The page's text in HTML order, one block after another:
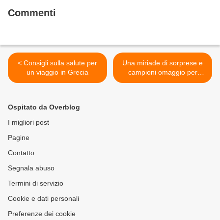
Commenti
< Consigli sulla salute per
un viaggio in Grecia
Una miriade di sorprese e
campioni omaggio per
bimbi e neo mamme >
Ospitato da Overblog
I migliori post
Pagine
Contatto
Segnala abuso
Termini di servizio
Cookie e dati personali
Preferenze dei cookie